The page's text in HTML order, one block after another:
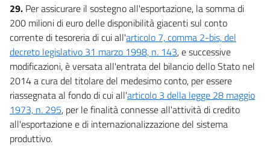
29. Per assicurare il sostegno all'esportazione, la somma di
200 milioni di euro delle disponibilità giacenti sul conto
corrente di tesoreria di cui all'articolo 7, comma 2-bis, del
decreto legislativo 31 marzo 1998, n. 143, e successive
modificazioni, è versata all'entrata del bilancio dello Stato nel
2014 a cura del titolare del medesimo conto, per essere
riassegnata al fondo di cui all'articolo 3 della legge 28 maggio
1973, n. 295, per le finalità connesse all'attività di credito
all'esportazione e di internazionalizzazione del sistema
produttivo.